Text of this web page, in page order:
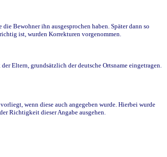
Bewohner ihn ausgesprochen haben. Später dann so
ist, wurden Korrekturen vorgenommen.
Eltern, grundsätzlich der deutsche Ortsname eingetragen.
wenn diese auch angegeben wurde. Hierbei wurde
Richtigkeit dieser Angabe ausgehen.